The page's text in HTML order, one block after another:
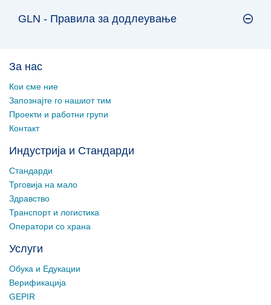
GLN - Правила за додлеување
За нас
Кои сме ние
Запознајте го нашиот тим
Проекти и работни групи
Контакт
Индустрија и Стандарди
Стандарди
Трговија на мало
Здравство
Транспорт и логистика
Оператори со храна
Услуги
Обука и Едукации
Верификација
GEPIR